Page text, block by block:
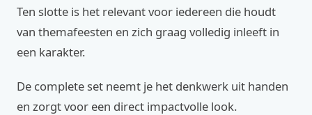
Ten slotte is het relevant voor iedereen die houdt
van themafeesten en zich graag volledig inleeft in
een karakter.
De complete set neemt je het denkwerk uit handen
en zorgt voor een direct impactvolle look.